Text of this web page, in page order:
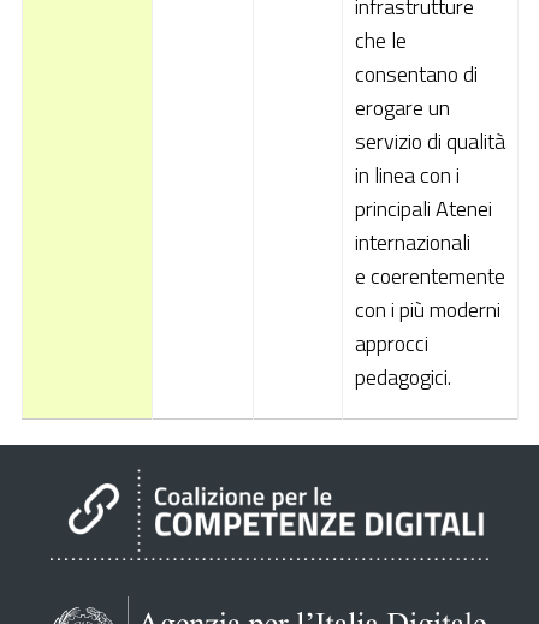
infrastrutture
che le
consentano di
erogare un
servizio di qualità
in linea con i
principali Atenei
internazionali
e coerentemente
con i più moderni
approcci
pedagogici.